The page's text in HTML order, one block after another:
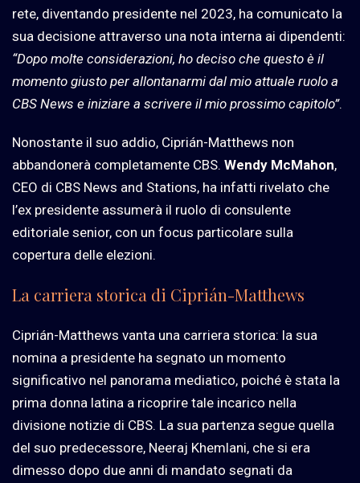
rete, diventando presidente nel 2023, ha comunicato la
sua decisione attraverso una nota interna ai dipendenti:
“Dopo molte considerazioni, ho deciso che questo è il
momento giusto per allontanarmi dal mio attuale ruolo a
CBS News e iniziare a scrivere il mio prossimo capitolo”.
Nonostante il suo addio, Ciprián-Matthews non
abbandonerà completamente CBS. Wendy McMahon,
CEO di CBS News and Stations, ha infatti rivelato che
l’ex presidente assumerà il ruolo di consulente
editoriale senior, con un focus particolare sulla
copertura delle elezioni.
La carriera storica di Ciprián-Matthews
Ciprián-Matthews vanta una carriera storica: la sua
nomina a presidente ha segnato un momento
significativo nel panorama mediatico, poiché è stata la
prima donna latina a ricoprire tale incarico nella
divisione notizie di CBS. La sua partenza segue quella
del suo predecessore, Neeraj Khemlani, che si era
dimesso dopo due anni di mandato segnati da